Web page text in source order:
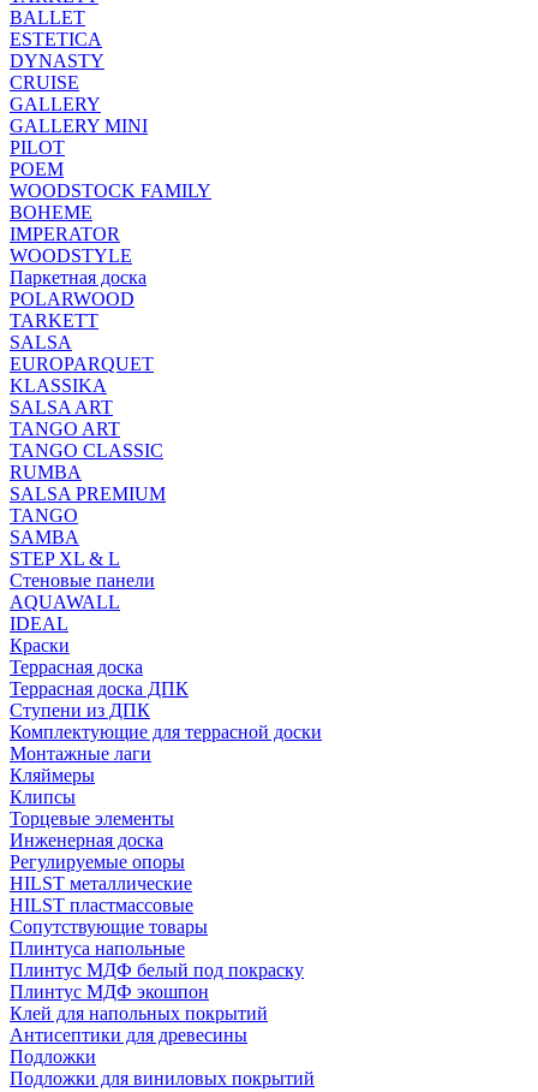
BALLET
ESTETICA
DYNASTY
CRUISE
GALLERY
GALLERY MINI
PILOT
POEM
WOODSTOCK FAMILY
BOHEME
IMPERATOR
WOODSTYLE
Паркетная доска
POLARWOOD
TARKETT
SALSA
EUROPARQUET
KLASSIKA
SALSA ART
TANGO ART
TANGO CLASSIC
RUMBA
SALSA PREMIUM
TANGO
SAMBA
STEP XL & L
Стеновые панели
AQUAWALL
IDEAL
Краски
Террасная доска
Террасная доска ДПК
Ступени из ДПК
Комплектующие для террасной доски
Монтажные лаги
Кляймеры
Клипсы
Торцевые элементы
Инженерная доска
Регулируемые опоры
HILST металлические
HILST пластмассовые
Сопутствующие товары
Плинтуса напольные
Плинтус МДФ белый под покраску
Плинтус МДФ экошпон
Клей для напольных покрытий
Антисептики для древесины
Подложки
Подложки для виниловых покрытий